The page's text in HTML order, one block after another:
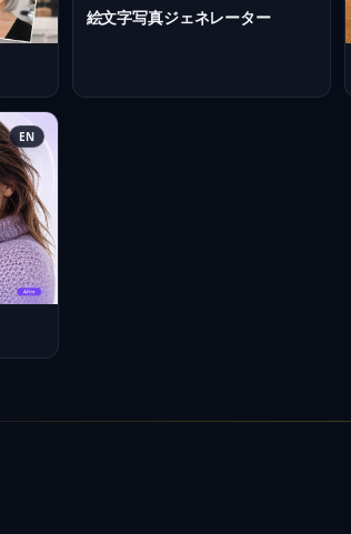
絵文字写真ジェネレーター
EN